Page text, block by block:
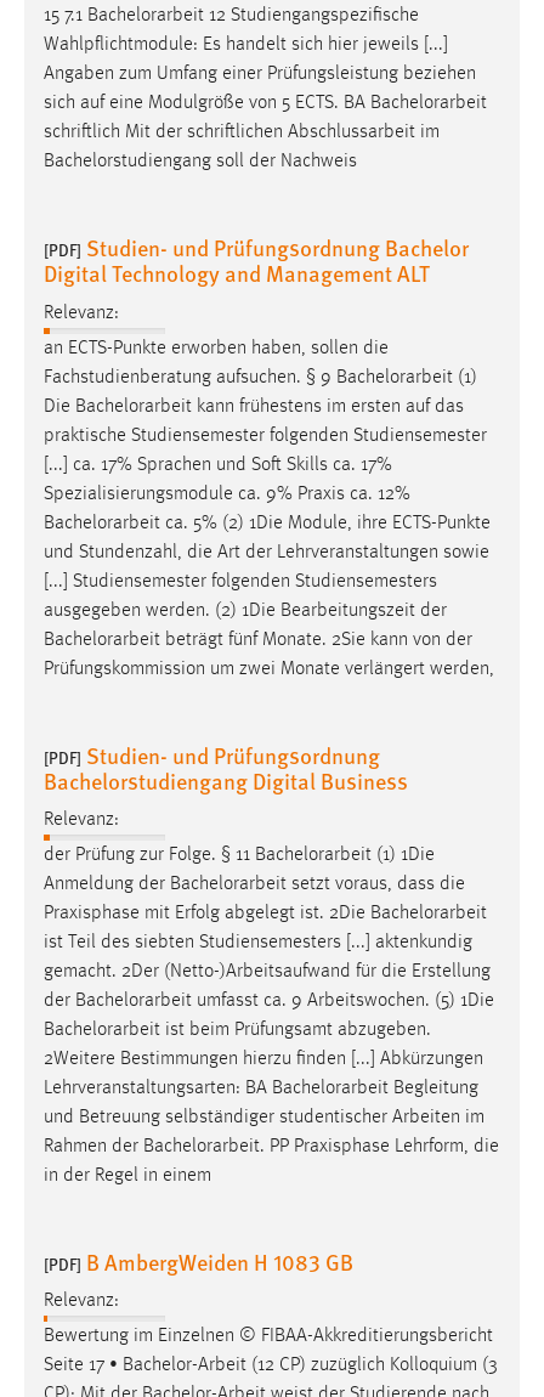
15 7.1 Bachelorarbeit 12 Studiengangspezifische
Wahlpflichtmodule: Es handelt sich hier jeweils [...]
Angaben zum Umfang einer Prüfungsleistung beziehen
sich auf eine Modulgröße von 5 ECTS. BA Bachelorarbeit
schriftlich Mit der schriftlichen Abschlussarbeit im
Bachelorstudiengang soll der Nachweis
[PDF] Studien- und Prüfungsordnung Bachelor
Digital Technology and Management ALT
Relevanz:
an ECTS-Punkte erworben haben, sollen die
Fachstudienberatung aufsuchen. § 9 Bachelorarbeit (1)
Die Bachelorarbeit kann frühestens im ersten auf das
praktische Studiensemester folgenden Studiensemester
[...] ca. 17% Sprachen und Soft Skills ca. 17%
Spezialisierungsmodule ca. 9% Praxis ca. 12%
Bachelorarbeit ca. 5% (2) 1Die Module, ihre ECTS-Punkte
und Stundenzahl, die Art der Lehrveranstaltungen sowie
[...] Studiensemester folgenden Studiensemesters
ausgegeben werden. (2) 1Die Bearbeitungszeit der
Bachelorarbeit beträgt fünf Monate. 2Sie kann von der
Prüfungskommission um zwei Monate verlängert werden,
[PDF] Studien- und Prüfungsordnung
Bachelorstudiengang Digital Business
Relevanz:
der Prüfung zur Folge. § 11 Bachelorarbeit (1) 1Die
Anmeldung der Bachelorarbeit setzt voraus, dass die
Praxisphase mit Erfolg abgelegt ist. 2Die Bachelorarbeit
ist Teil des siebten Studiensemesters [...] aktenkundig
gemacht. 2Der (Netto-)Arbeitsaufwand für die Erstellung
der Bachelorarbeit umfasst ca. 9 Arbeitswochen. (5) 1Die
Bachelorarbeit ist beim Prüfungsamt abzugeben.
2Weitere Bestimmungen hierzu finden [...] Abkürzungen
Lehrveranstaltungsarten: BA Bachelorarbeit Begleitung
und Betreuung selbständiger studentischer Arbeiten im
Rahmen der Bachelorarbeit. PP Praxisphase Lehrform, die
in der Regel in einem
[PDF] B AmbergWeiden H 1083 GB
Relevanz:
Bewertung im Einzelnen © FIBAA-Akkreditierungsbericht
Seite 17 • Bachelor-Arbeit (12 CP) zuzüglich Kolloquium (3
Wird benötigt um die Chatfunktion nutzen zu können.
Cookie Laufzeit:
MibewSessionID, mibew-chat-frame-style-
5e9dbeb1811c0446 = Sitzungslaufzeit, mibew_locale = 3
Jahre, MIBEW_UserID = 1 Jahr
Name:
fe_user, be_user, be_lastLoginProvider
Dieser Cookie ist notwendig um sich an der Website
einloggen zu können.
Cookie Laufzeit:
STATISTIK
Statistik Cookies erfassen Informationen anonym.
Diese Informationen helfen uns zu verstehen, wie
unsere Besucher unsere Website nutzen.
Name:
_pk_ref, _pk_cvar, _pk_id, _pk_ses
Zweck:
Zugriffsstatistik
Cookie Laufzeit:
Max. 13 Monate
MARKETING
Marketing Cookies werden von Drittanbietern
verwendet, um personalisierte Werbung anzuzeigen.
Sie tun dies, indem sie Besucher über Websites
hinweg verfolgen.
Name:
Anbieter:
Google Ireland Limited